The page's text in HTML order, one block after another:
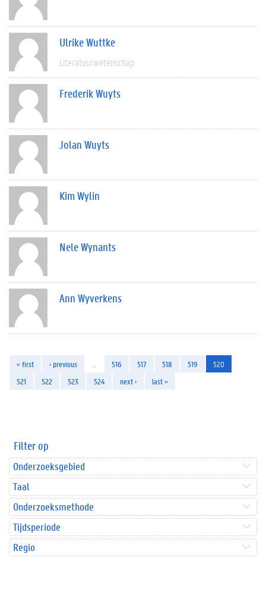
Ulrike Wuttke
Literatuurwetenschap
Frederik Wuyts
Jolan Wuyts
Kim Wylin
Nele Wynants
Ann Wyverkens
« first ‹ previous 516 517 518 519
520
521
522 523 524 next › last »
Filter op
Onderzoeksgebied
Taal
Onderzoeksmethode
Tijdsperiode
Regio